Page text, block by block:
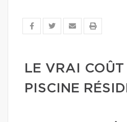
LE VRAI COÛT
PISCINE